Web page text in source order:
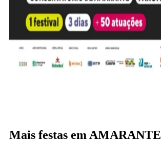
Mais festas em AMARANTE